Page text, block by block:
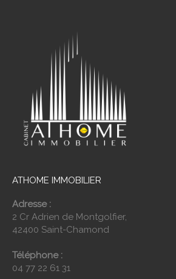
ATHOME IMMOBILIER
Adresse :
2 Cr Adrien de Montgolfier,
42400 Saint-Chamond
Téléphone :
04 77 22 61 31